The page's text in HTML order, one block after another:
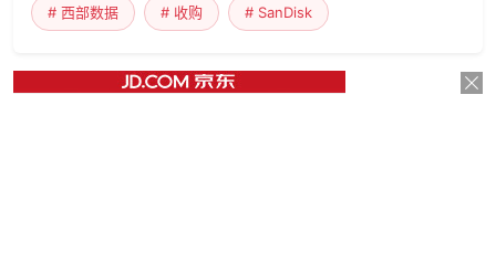
# 西部数据 # 收购 # SanDisk